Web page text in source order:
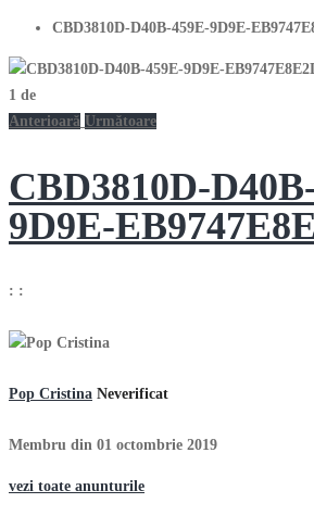
CBD3810D-D40B-459E-9D9E-
1 de
Anterioară Următoare
CBD3810D-
9D9E-
: :
Pop Cristina Neverificat
Membru din 01 octombrie 2019
vezi toate anunturile